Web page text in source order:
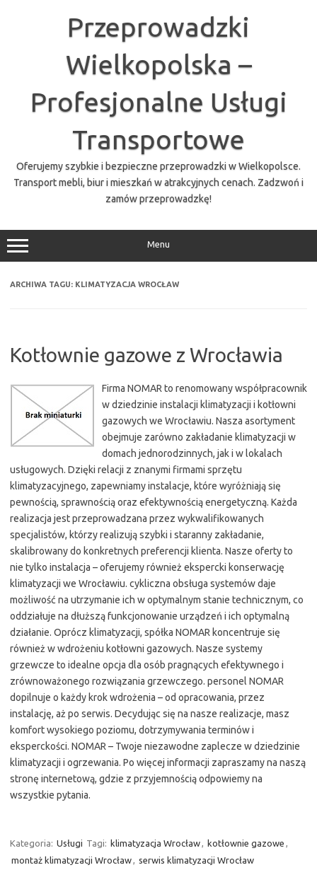
Przeprowadzki
Wielkopolska –
Profesjonalne Usługi
Transportowe
Oferujemy szybkie i bezpieczne przeprowadzki w Wielkopolsce.
Transport mebli, biur i mieszkań w atrakcyjnych cenach. Zadzwoń i
zamów przeprowadzkę!
Menu
ARCHIWA TAGU: KLIMATYZACJA WROCŁAW
Kotłownie gazowe z Wrocławia
Firma NOMAR to renomowany współpracownik
w dziedzinie instalacji klimatyzacji i kotłowni
gazowych we Wrocławiu. Nasza asortyment
obejmuje zarówno zakładanie klimatyzacji w
domach jednorodzinnych, jak i w lokalach
usługowych. Dzięki relacji z znanymi firmami sprzętu
klimatyzacyjnego, zapewniamy instalacje, które wyróżniają się
pewnością, sprawnością oraz efektywnością energetyczną. Każda
realizacja jest przeprowadzana przez wykwalifikowanych
specjalistów, którzy realizują szybki i staranny zakładanie,
skalibrowany do konkretnych preferencji klienta. Nasze oferty to
nie tylko instalacja – oferujemy również ekspercki konserwację
klimatyzacji we Wrocławiu. cykliczna obsługa systemów daje
możliwość na utrzymanie ich w optymalnym stanie technicznym, co
oddziałuje na dłuższą funkcjonowanie urządzeń i ich optymalną
działanie. Oprócz klimatyzacji, spółka NOMAR koncentruje się
również w wdrożeniu kotłowni gazowych. Nasze systemy
grzewcze to idealne opcja dla osób pragnących efektywnego i
zrównoważonego rozwiązania grzewczego. personel NOMAR
dopilnuje o każdy krok wdrożenia – od opracowania, przez
instalację, aż po serwis. Decydując się na nasze realizacje, masz
komfort wysokiego poziomu, dotrzymywania terminów i
eksperckości. NOMAR – Twoje niezawodne zaplecze w dziedzinie
klimatyzacji i ogrzewania. Po więcej informacji zapraszamy na naszą
stronę internetową, gdzie z przyjemnością odpowiemy na
wszystkie pytania.
Kategoria: Usługi Tagi: klimatyzacja Wrocław, kotłownie gazowe ,
montaż klimatyzacji Wrocław, serwis klimatyzacji Wrocław